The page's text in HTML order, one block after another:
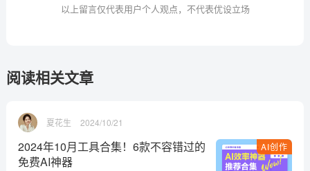
以上留言仅代表用户个人观点，不代表优设立场
阅读相关文章
夏花生 2024/10/21
AI创作
2024年10月工具合集！6款不容错过的
免费AI神器